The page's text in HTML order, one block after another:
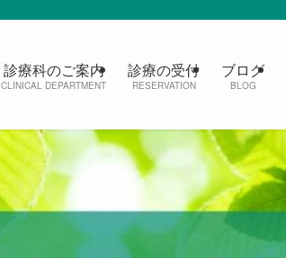
診療科のご案内
CLINICAL DEPARTMENT
診療の受付
RESERVATION
ブログ
BLOG